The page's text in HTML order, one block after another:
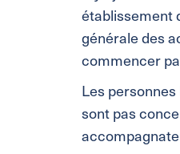
établissement
générale des
commencer
Les
sont pas